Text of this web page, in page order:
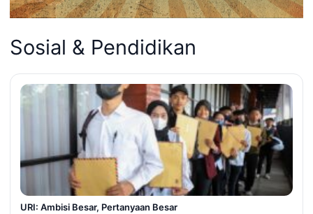
Sosial & Pendidikan
URI: Ambisi Besar, Pertanyaan Besar